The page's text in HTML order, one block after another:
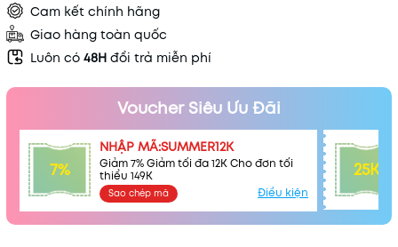
Cam kết chính hãng
Giao hàng toàn quốc
Luôn có 48H đổi trả miễn phí
Voucher Siêu Ưu Đãi
7%
NHẬP MÃ:SUMMER12K
Giảm 7% Giảm tối đa 12K Cho đơn tối
thiểu 149K
Sao chép mã Điều kiện
25K